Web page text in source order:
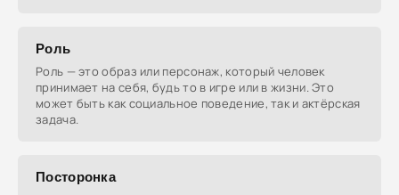
Роль
Роль — это образ или персонаж, который человек
принимает на себя, будь то в игре или в жизни. Это
может быть как социальное поведение, так и актёрская
задача.
Посторонка